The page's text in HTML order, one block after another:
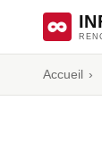
Accueil ›